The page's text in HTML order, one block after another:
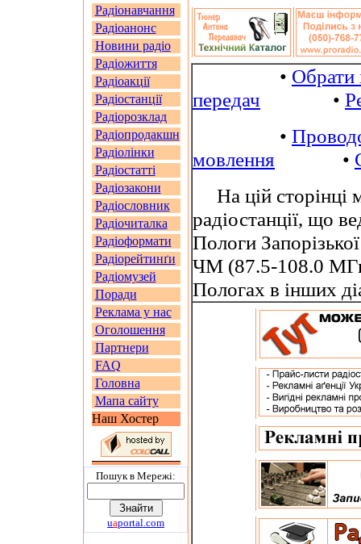
Радіонавчання
Радіоанонс
Новини радіо
Радіожиття
Радіоакції
Радіостанції
Радіорозклад
Радіопродакшн
Радіолінки
Радіостатті
Радіозакони
Радіословник
Радіочиталка
Радіоформати
Радіорейтинґи
Радіомузей
Поради
Реклама у нас
Оголошення
Партнери
FAQ
Головна
Мапа сайту
Наш Хостер
Пошук в Мережi:
uaportal.com
• Обрати
передач •
•
мовлення •
На цій сторінці
радіостанції, що
Пологи
ЧМ (87.5-108.0
Пологах в інших